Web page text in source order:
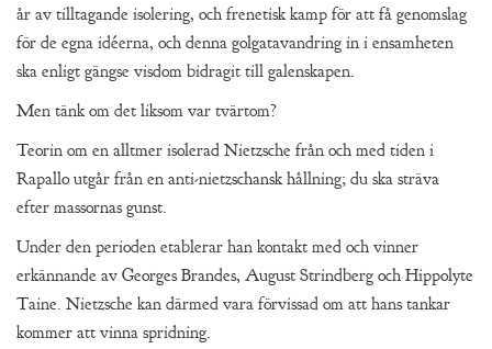
år av tilltagande isolering, och frenetisk kamp för att få genomslag
för de egna idéerna, och denna golgatavandring in i ensamheten
ska enligt gängse visdom bidragit till galenskapen.
Men tänk om det liksom var tvärtom?
Teorin om en alltmer isolerad Nietzsche från och med tiden i
Rapallo utgår från en anti-nietzschansk hållning; du ska sträva
efter massornas gunst.
Under den perioden etablerar han kontakt med och vinner
erkännande av Georges Brandes, August Strindberg och Hippolyte
Taine. Nietzsche kan därmed vara förvissad om att hans tankar
kommer att vinna spridning.